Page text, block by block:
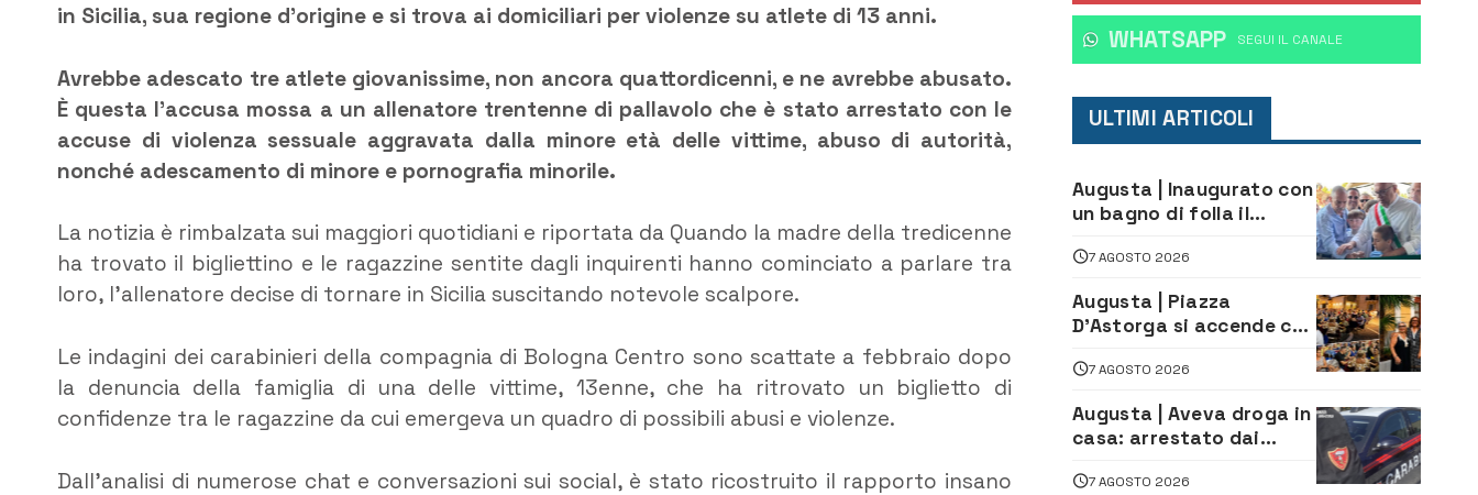
in Sicilia, sua regione d’origine e si trova ai domiciliari per violenze su atlete di 13 anni.
Avrebbe adescato tre atlete giovanissime, non ancora quattordicenni, e ne avrebbe abusato.
È questa l’accusa mossa a un allenatore trentenne di pallavolo che è stato arrestato con le
accuse di violenza sessuale aggravata dalla minore età delle vittime, abuso di autorità,
nonché adescamento di minore e pornografia minorile.
La notizia è rimbalzata sui maggiori quotidiani e riportata da Quando la madre della tredicenne
ha trovato il bigliettino e le ragazzine sentite dagli inquirenti hanno cominciato a parlare tra
loro, l’allenatore decise di tornare in Sicilia suscitando notevole scalpore.
Le indagini dei carabinieri della compagnia di Bologna Centro sono scattate a febbraio dopo
la denuncia della famiglia di una delle vittime, 13enne, che ha ritrovato un biglietto di
confidenze tra le ragazzine da cui emergeva un quadro di possibili abusi e violenze.
Dall’analisi di numerose chat e conversazioni sui social, è stato ricostruito il rapporto insano
WHATSAPP ‎SEGUI IL CANALE
ULTIMI ARTICOLI
Augusta | Inaugurato con
un bagno di folla il
Moro
7 AGOSTO 2026
Augusta | Piazza
D’Astorga si accende con
Burraco “Sotto le Stelle”
7 AGOSTO 2026
Augusta | Aveva droga in
casa: arrestato dai
7 AGOSTO 2026